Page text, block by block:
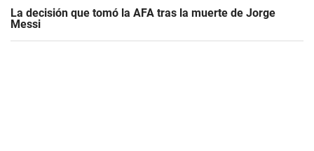
La decisión que tomó la AFA tras la muerte de Jorge
Messi